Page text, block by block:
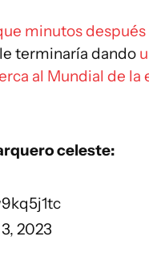
minutos
terminaría dando
al Mundial de
celeste:
2023